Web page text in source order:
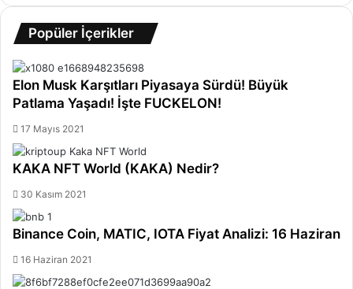
Popüler İçerikler
Elon Musk Karşıtları Piyasaya Sürdü! Büyük
Patlama Yaşadı! İşte FUCKELON!
17 Mayıs 2021
KAKA NFT World (KAKA) Nedir?
30 Kasım 2021
Binance Coin, MATIC, IOTA Fiyat Analizi: 16 Haziran
16 Haziran 2021